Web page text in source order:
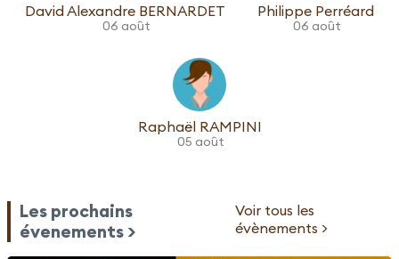
David Alexandre BERNARDET
06 août
Philippe Perréard
06 août
Raphaël RAMPINI
05 août
Les prochains
évenements >
Voir tous les
évènements >